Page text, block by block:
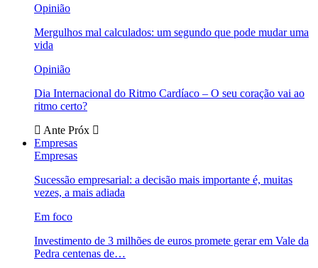
Opinião
Mergulhos mal calculados: um segundo que pode mudar uma
vida
Opinião
Dia Internacional do Ritmo Cardíaco – O seu coração vai ao
ritmo certo?
Ante Próx
Empresas
Empresas
Sucessão empresarial: a decisão mais importante é, muitas
vezes, a mais adiada
Em foco
Investimento de 3 milhões de euros promete gerar em Vale da
Pedra centenas de…